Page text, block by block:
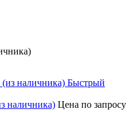
Быстрый
наличника) Цена по запросу